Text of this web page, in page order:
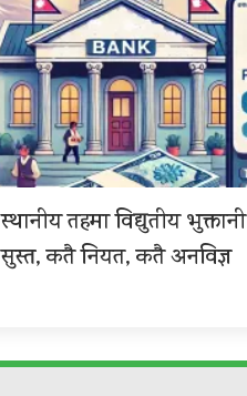
स्थानीय तहमा विद्युतीय भुक्तानी
सुस्त, कतै नियत, कतै अनविज्ञ